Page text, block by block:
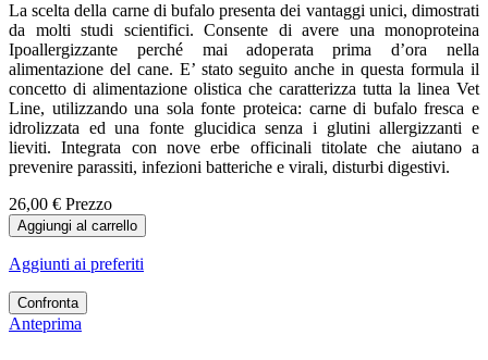
La scelta della carne di bufalo presenta dei vantaggi unici, dimostrati
da molti studi scientifici. Consente di avere una monoproteina
Ipoallergizzante perché mai adoperata prima d’ora nella
alimentazione del cane. E’ stato seguito anche in questa formula il
concetto di alimentazione olistica che caratterizza tutta la linea Vet
Line, utilizzando una sola fonte proteica: carne di bufalo fresca e
idrolizzata ed una fonte glucidica senza i glutini allergizzanti e
lieviti. Integrata con nove erbe officinali titolate che aiutano a
prevenire parassiti, infezioni batteriche e virali, disturbi digestivi.
26,00 € Prezzo
Aggiungi al carrello
Aggiunti ai preferiti
Confronta
Anteprima